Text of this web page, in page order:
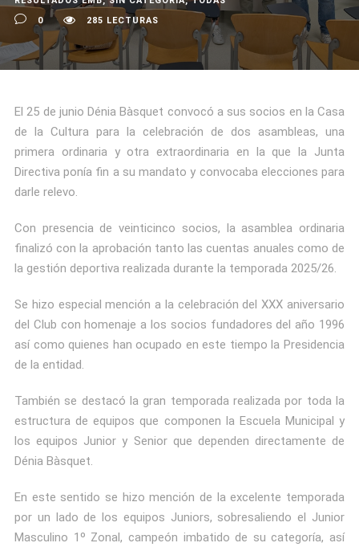
0
285 LECTURAS
El 25 de junio Dénia Bàsquet convocó a sus socios en la Casa
de la Cultura para la celebración de dos asambleas, una
primera ordinaria y otra extraordinaria en la que la Junta
Directiva ponía fin a su mandato y convocaba elecciones para
darle relevo.
Con presencia de veinticinco socios, la asamblea ordinaria
finalizó con la aprobación tanto las cuentas anuales como de
la gestión deportiva realizada durante la temporada 2025/26.
Se hizo especial mención a la celebración del XXX aniversario
del Club con homenaje a los socios fundadores del año 1996
así como quienes han ocupado en este tiempo la Presidencia
de la entidad.
También se destacó la gran temporada realizada por toda la
estructura de equipos que componen la Escuela Municipal y
los equipos Junior y Senior que dependen directamente de
Dénia Bàsquet.
En este sentido se hizo mención de la excelente temporada
por un lado de los equipos Juniors, sobresaliendo el Junior
Masculino 1º Zonal, campeón imbatido de su categoría, así